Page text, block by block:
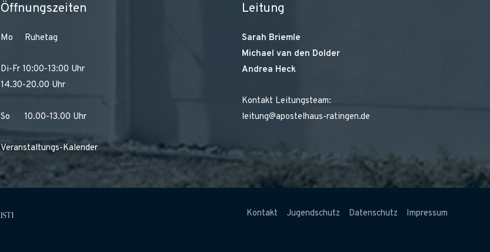
Öffnungszeiten
Mo Ruhetag
Di-Fr 10:00-13:00 Uhr
14.30-20.00 Uhr
So 10.00-13.00 Uhr
Veranstaltungs-Kalender
Leitung
Sarah Briemle
Michael van den Dolder
Andrea Heck
Kontakt Leitungsteam:
leitung@apostelhaus-ratingen.de
Kontakt Jugendschutz Datenschutz Impressum